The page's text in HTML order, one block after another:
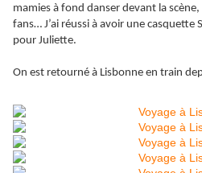
mamies à fond danser devant la
fans… J’ai réussi à avoir une casquette
pour Juliette.
On est retourné à Lisbonne en train